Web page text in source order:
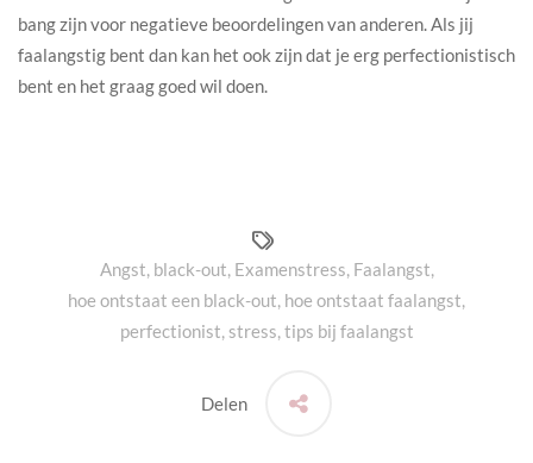
bang zijn voor negatieve beoordelingen van anderen. Als jij
faalangstig bent dan kan het ook zijn dat je erg perfectionistisch
bent en het graag goed wil doen.
Angst, black-out, Examenstress, Faalangst,
hoe ontstaat een black-out, hoe ontstaat faalangst,
perfectionist, stress, tips bij faalangst
Delen